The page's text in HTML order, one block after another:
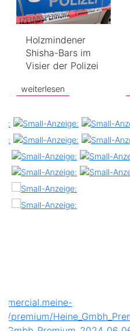
Holzmindener
Shisha-Bars im
Visier der Polizei
weiterlesen